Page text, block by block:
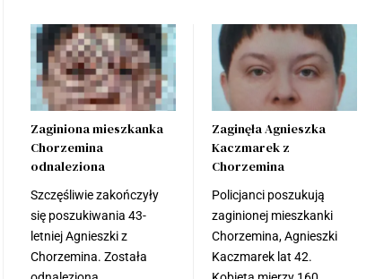
Zaginiona mieszkanka
Chorzemina
odnaleziona
Szczęśliwie zakończyły
się poszukiwania 43-
letniej Agnieszki z
Chorzemina. Została
Zaginęła Agnieszka
Kaczmarek z
Chorzemina
Policjanci poszukują
zaginionej mieszkanki
Chorzemina, Agnieszki
Kaczmarek lat 42.